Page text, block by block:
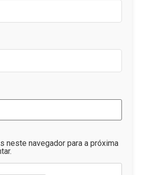
neste navegador para a próxima